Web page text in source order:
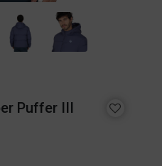
Puffer III